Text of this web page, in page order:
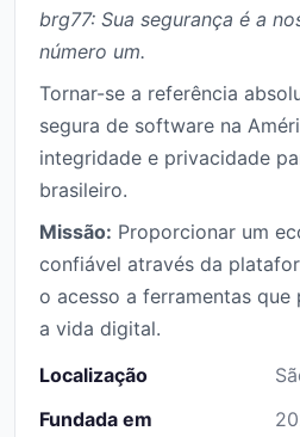
brg77: Sua segurança é a
número um.
Tornar-se a referência
segura de software na
integridade e privacidade
brasileiro.
Missão: Proporcionar um
confiável através da
o acesso a ferramentas
a vida digital.
Localização
Fundada em